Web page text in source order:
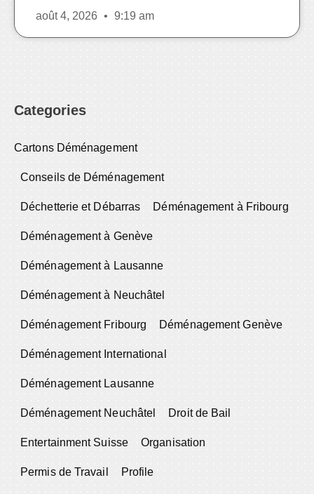
août 4, 2026 9:19 am
Categories
Cartons Déménagement
Conseils de Déménagement
Déchetterie et Débarras Déménagement à Fribourg
Déménagement à Genève
Déménagement à Lausanne
Déménagement à Neuchâtel
Déménagement Fribourg Déménagement Genève
Déménagement International
Déménagement Lausanne
Déménagement Neuchâtel Droit de Bail
Entertainment Suisse Organisation
Permis de Travail Profile